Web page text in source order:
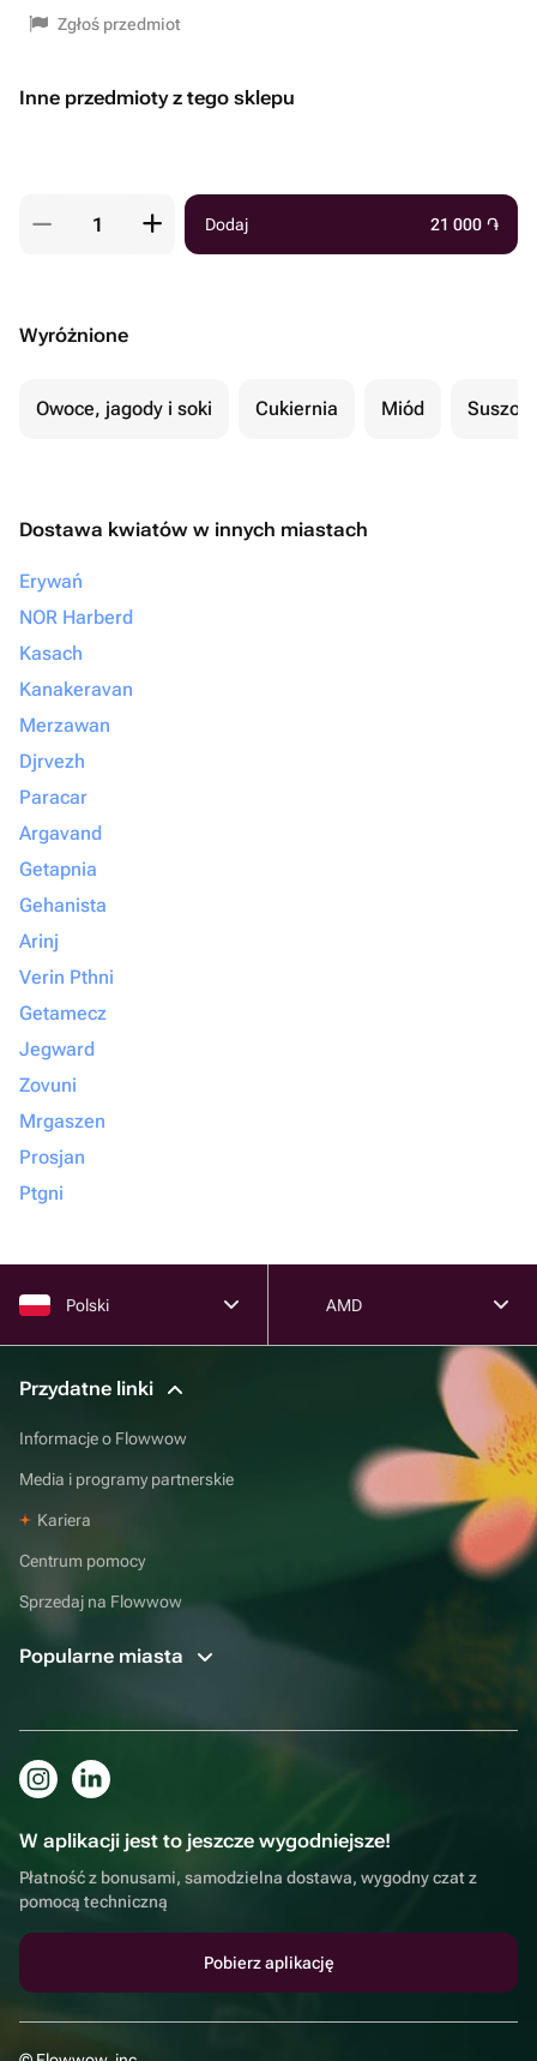
Zgłoś przedmiot
Inne przedmioty z tego sklepu
Dodaj 21 000 ֏
Wyróżnione
Owoce, jagody i soki Cukiernia Miód
Dostawa kwiatów w innych miastach
Erywań
NOR Harberd
Kasach
Kanakeravan
Merzawan
Djrvezh
Paracar
Argavand
Getapnia
Gehanista
Arinj
Verin Pthni
Getamecz
Jegward
Zovuni
Mrgaszen
Prosjan
Ptgni
Polski AMD
Przydatne linki
Informacje o Flowwow
Media i programy partnerskie
Kariera
Centrum pomocy
Sprzedaj na Flowwow
Popularne miasta
W aplikacji jest to jeszcze wygodniejsze!
Płatność z bonusami, samodzielna dostawa, wygodny czat z
pomocą techniczną
Pobierz aplikację